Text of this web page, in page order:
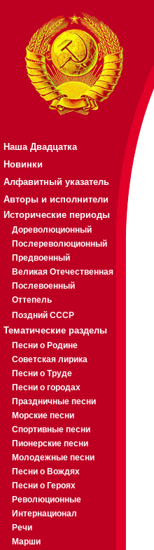
Наша Двадцатка
Новинки
Алфавитный указатель
Авторы и исполнители
Исторические периоды
Дореволюционный
Послереволюционный
Предвоенный
Великая Отечественная
Послевоенный
Оттепель
Поздний СССР
Тематические разделы
Песни о Родине
Советская лирика
Песни о Труде
Песни о городах
Праздничные песни
Морские песни
Спортивные песни
Пионерские песни
Молодежные песни
Песни о Вождях
Песни о Героях
Революционные
Интернационал
Речи
Марши